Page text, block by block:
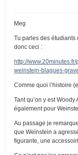
Meg
Tu parles des étudiants
donc ceci :
http://
weinstein-blagues-
Comme quoi l’histoire
Tant qu’on y est
également pour
Au passage je
que Weinstein a
figurante, une